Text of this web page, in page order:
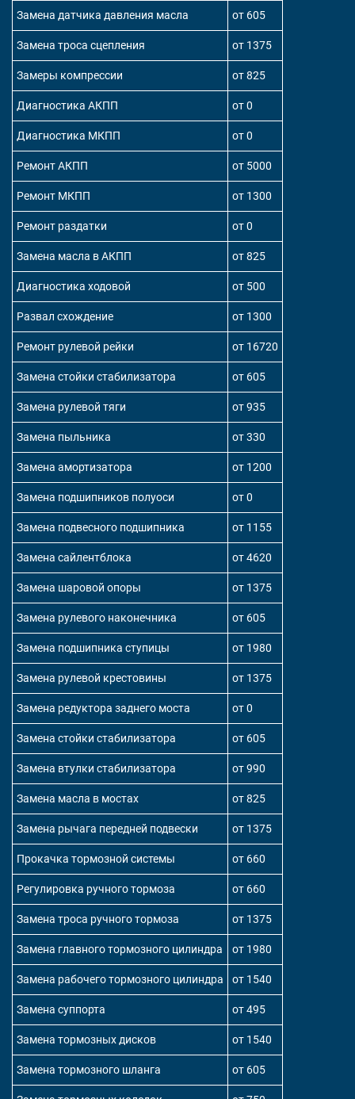
Замена датчика давления масла от 605
Замена троса сцепления от 1375
Замеры компрессии от 825
Диагностика АКПП от 0
Диагностика МКПП от 0
Ремонт АКПП от 5000
Ремонт МКПП от 1300
Ремонт раздатки от 0
Замена масла в АКПП от 825
Диагностика ходовой от 500
Развал схождение от 1300
Ремонт рулевой рейки от 16720
Замена стойки стабилизатора от 605
Замена рулевой тяги от 935
Замена пыльника от 330
Замена амортизатора от 1200
Замена подшипников полуоси от 0
Замена подвесного подшипника от 1155
Замена сайлентблока от 4620
Замена шаровой опоры от 1375
Замена рулевого наконечника от 605
Замена подшипника ступицы от 1980
Замена рулевой крестовины от 1375
Замена редуктора заднего моста от 0
Замена стойки стабилизатора от 605
Замена втулки стабилизатора от 990
Замена масла в мостах от 825
Замена рычага передней подвески от 1375
Прокачка тормозной системы от 660
Регулировка ручного тормоза от 660
Замена троса ручного тормоза от 1375
Замена главного тормозного цилиндра от 1980
Замена рабочего тормозного цилиндра от 1540
Замена суппорта от 495
Замена тормозных дисков от 1540
Замена тормозного шланга от 605